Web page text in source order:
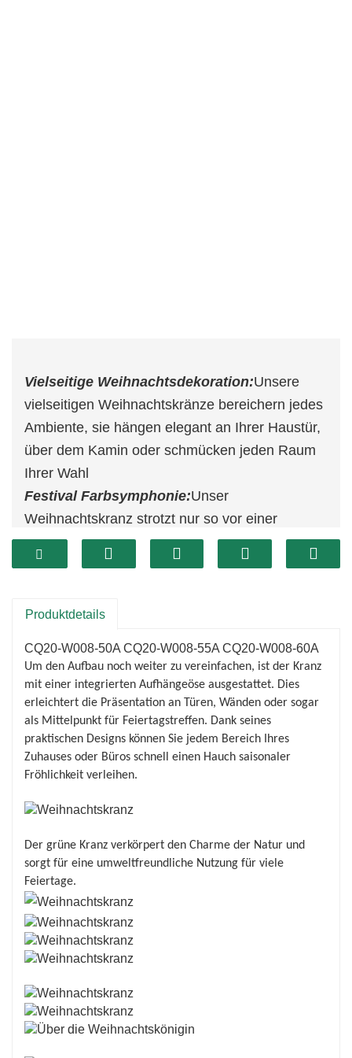
Vielseitige Weihnachtsdekoration:Unsere
vielseitigen Weihnachtskränze bereichern jedes
Ambiente, sie hängen elegant an Ihrer Haustür,
über dem Kamin oder schmücken jeden Raum
Ihrer Wahl
Festival Farbsymphonie:Unser
Weihnachtskranz strotzt nur so vor einer
reichhaltigen Mischung an Dekorationen und
schafft eine meisterhafte Mischung aus
Ihr Zuhause in ein Winterwunderland
Einfach aufzuhängen und
wartungsarm:Platzieren Sie einfach den Kranz
und genießen Sie den anhaltenden Charme,
den er die ganze Saison über verleiht.
Produktdetails
CQ20-W008-50A CQ20-W008-55A CQ20-W008-60A
Um den Aufbau noch weiter zu vereinfachen, ist der Kranz
mit einer integrierten Aufhängeöse ausgestattet. Dies
erleichtert die Präsentation an Türen, Wänden oder sogar
als Mittelpunkt für Feiertagstreffen. Dank seines
praktischen Designs können Sie jedem Bereich Ihres
Zuhauses oder Büros schnell einen Hauch saisonaler
Fröhlichkeit verleihen.
Der grüne Kranz verkörpert den Charme der Natur und
sorgt für eine umweltfreundliche Nutzung für viele
Feiertage.